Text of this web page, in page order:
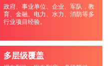
政府、事业单位、企业、军队，教
育、金融、电力、水力、消防等多
行业项目经验。
多层级覆盖